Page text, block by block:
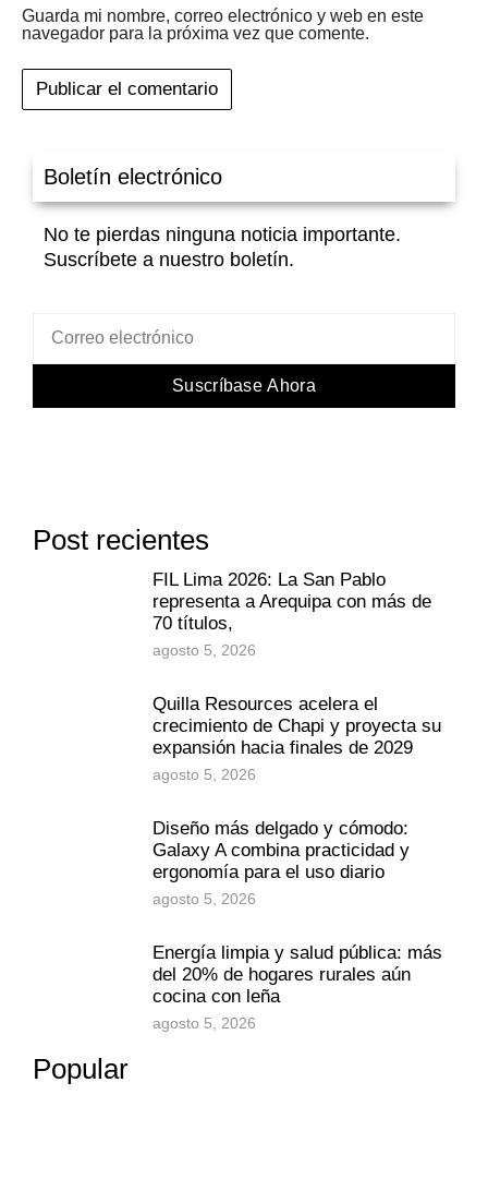
Guarda mi nombre, correo electrónico y web en este
navegador para la próxima vez que comente.
Boletín electrónico
No te pierdas ninguna noticia importante.
Suscríbete a nuestro boletín.
Suscríbase Ahora
Post recientes
FIL Lima 2026: La San Pablo
representa a Arequipa con más de
70 títulos,
agosto 5, 2026
Quilla Resources acelera el
crecimiento de Chapi y proyecta su
expansión hacia finales de 2029
agosto 5, 2026
Diseño más delgado y cómodo:
Galaxy A combina practicidad y
ergonomía para el uso diario
agosto 5, 2026
Energía limpia y salud pública: más
del 20% de hogares rurales aún
cocina con leña
agosto 5, 2026
Popular